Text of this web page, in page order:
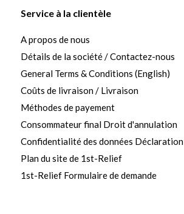
Service à la clientèle
A propos de nous
Détails de la société / Contactez-nous
General Terms & Conditions (English)
Coûts de livraison / Livraison
Méthodes de payement
Consommateur final Droit d'annulation
Confidentialité des données Déclaration
Plan du site de 1st-Relief
1st-Relief Formulaire de demande